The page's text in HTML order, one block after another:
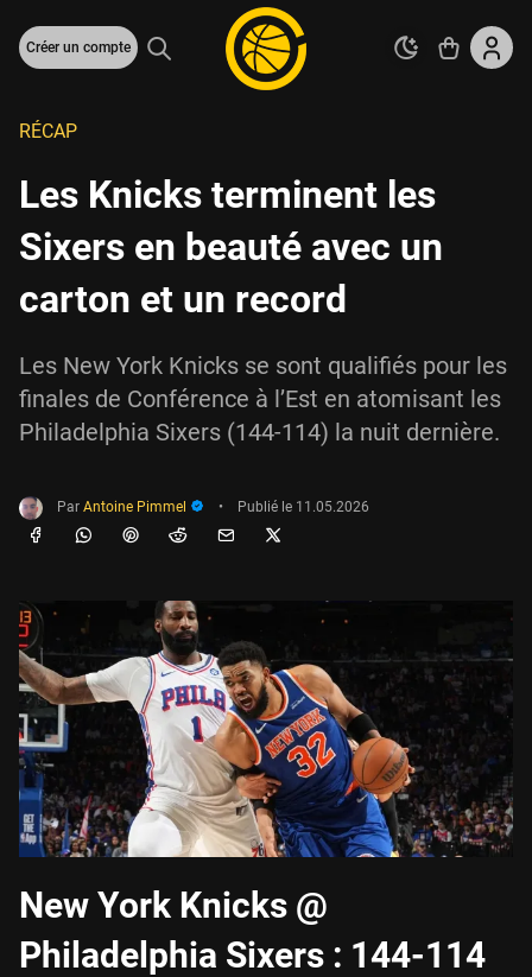
Créer un compte
RÉCAP
Les Knicks terminent les
Sixers en beauté avec un
carton et un record
Les New York Knicks se sont qualifiés pour les
finales de Conférence à l’Est en atomisant les
Philadelphia Sixers (144-114) la nuit dernière.
Par Antoine Pimmel • Publié le 11.05.2026
New York Knicks @
Philadelphia Sixers : 144-114